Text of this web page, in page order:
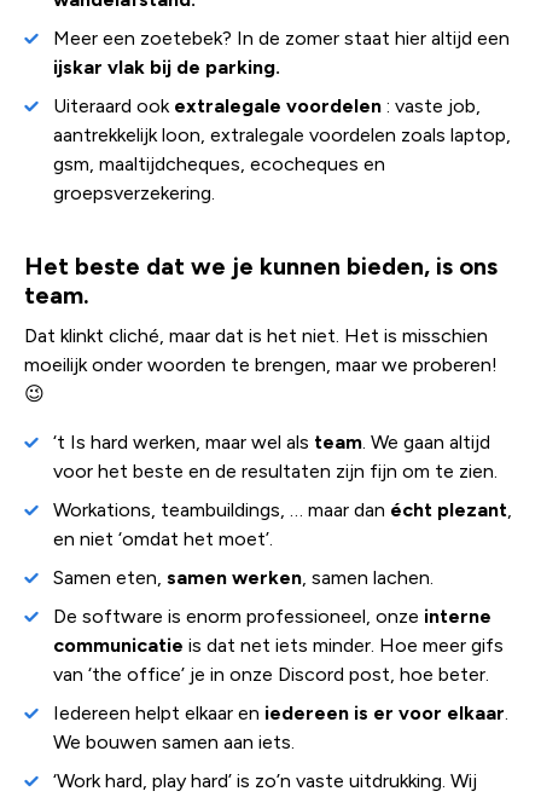
Meer een zoetebek? In de zomer staat hier altijd een
ijskar vlak bij de parking.
Uiteraard ook extralegale voordelen : vaste job,
aantrekkelijk loon, extralegale voordelen zoals laptop,
gsm, maaltijdcheques, ecocheques en
groepsverzekering.
Het beste dat we je kunnen bieden, is ons
team.
Dat klinkt cliché, maar dat is het niet. Het is misschien
moeilijk onder woorden te brengen, maar we proberen!
😉
‘t Is hard werken, maar wel als team. We gaan altijd
voor het beste en de resultaten zijn fijn om te zien.
Workations, teambuildings, … maar dan écht plezant,
en niet ‘omdat het moet’.
Samen eten, samen werken, samen lachen.
De software is enorm professioneel, onze interne
communicatie is dat net iets minder. Hoe meer gifs
van ‘the office’ je in onze Discord post, hoe beter.
Iedereen helpt elkaar en iedereen is er voor elkaar.
We bouwen samen aan iets.
‘Work hard, play hard’ is zo’n vaste uitdrukking. Wij